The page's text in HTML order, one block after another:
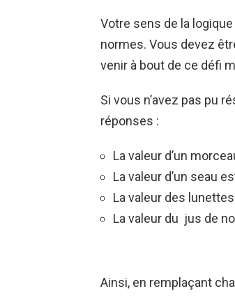
Votre sens de la
normes. Vous devez
venir à bout de ce défi
Si vous n’avez pas pu
réponses :
La valeur d’un
La valeur d’un seau
La valeur des
La valeur du jus de
Ainsi, en remplaçant